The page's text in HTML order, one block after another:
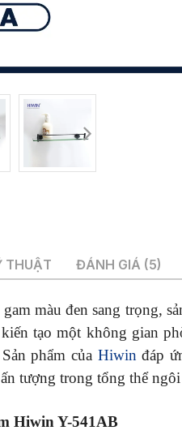
THUẬT ĐÁNH GIÁ (5)
màu đen sang trọng,
tạo một không gian
phẩm của Hiwin đáp
tượng trong tổng thể
Hiwin Y-541AB